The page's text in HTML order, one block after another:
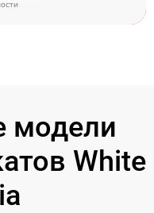
модели
White